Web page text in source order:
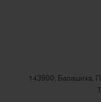
143900, Балашиха,